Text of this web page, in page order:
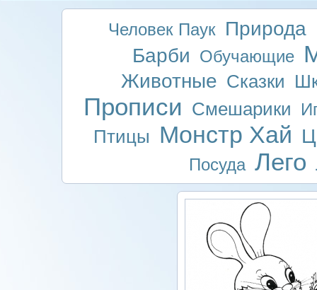
Человек Паук Природа
Барби Обучающие
Животные Сказки
Прописи Смешарики
Птицы Монстр Хай
Посуда Лего